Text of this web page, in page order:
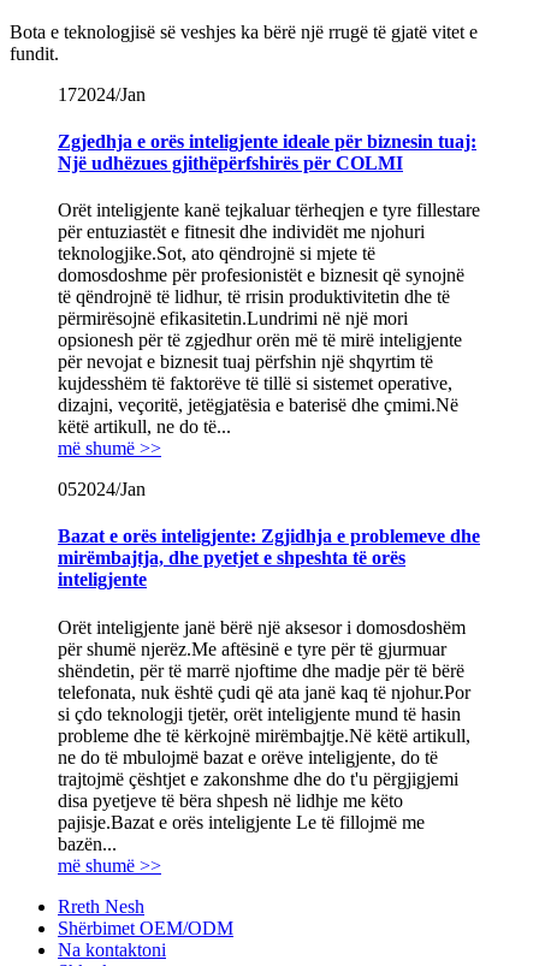
Bota e teknologjisë së veshjes ka bërë një rrugë të gjatë vitet e
fundit.
172024/Jan
Zgjedhja e orës inteligjente ideale për biznesin tuaj:
Një udhëzues gjithëpërfshirës për COLMI
Orët inteligjente kanë tejkaluar tërheqjen e tyre fillestare
për entuziastët e fitnesit dhe individët me njohuri
teknologjike.Sot, ato qëndrojnë si mjete të
domosdoshme për profesionistët e biznesit që synojnë
të qëndrojnë të lidhur, të rrisin produktivitetin dhe të
përmirësojnë efikasitetin.Lundrimi në një mori
opsionesh për të zgjedhur orën më të mirë inteligjente
për nevojat e biznesit tuaj përfshin një shqyrtim të
kujdesshëm të faktorëve të tillë si sistemet operative,
dizajni, veçoritë, jetëgjatësia e baterisë dhe çmimi.Në
këtë artikull, ne do të...
më shumë >>
052024/Jan
Bazat e orës inteligjente: Zgjidhja e problemeve dhe
mirëmbajtja, dhe pyetjet e shpeshta të orës
inteligjente
Orët inteligjente janë bërë një aksesor i domosdoshëm
për shumë njerëz.Me aftësinë e tyre për të gjurmuar
shëndetin, për të marrë njoftime dhe madje për të bërë
telefonata, nuk është çudi që ata janë kaq të njohur.Por
si çdo teknologji tjetër, orët inteligjente mund të hasin
probleme dhe të kërkojnë mirëmbajtje.Në këtë artikull,
ne do të mbulojmë bazat e orëve inteligjente, do të
trajtojmë çështjet e zakonshme dhe do t'u përgjigjemi
disa pyetjeve të bëra shpesh në lidhje me këto
pajisje.Bazat e orës inteligjente Le të fillojmë me
bazën...
më shumë >>
Rreth Nesh
Shërbimet OEM/ODM
Na kontaktoni